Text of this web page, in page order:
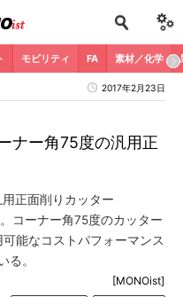
モビリティ FA 素材／化学
2017年2月23日
ナー角75度の汎用正
正面削りカッター
コーナー角75度のカッター
能なコストパフォーマンス
る。
[MONOist]